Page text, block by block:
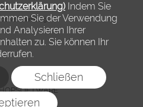
Indem Sie
Sie der Verwendung
Analysieren Ihrer
zu. Sie können Ihr
Schließen
Hamburg